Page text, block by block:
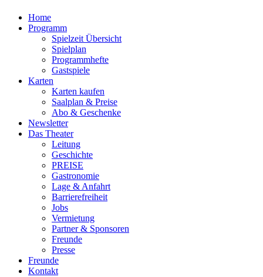
Home
Programm
Spielzeit Übersicht
Spielplan
Programmhefte
Gastspiele
Karten
Karten kaufen
Saalplan & Preise
Abo & Geschenke
Newsletter
Das Theater
Leitung
Geschichte
PREISE
Gastronomie
Lage & Anfahrt
Barrierefreiheit
Jobs
Vermietung
Partner & Sponsoren
Freunde
Presse
Freunde
Kontakt